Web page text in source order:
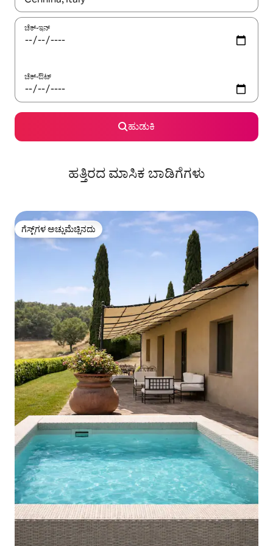
ಚೆಕ್-ಇನ್
ಚೆಕ್-ಔಟ್
ಹುಡುಕಿ
ಹತ್ತಿರದ ಮಾಸಿಕ ಬಾಡಿಗೆಗಳು
ಗೆಸ್ಟ್‌ಗಳ ಅಚ್ಚುಮೆಚ್ಚಿನದು
ಗೆಸ್ಟ್‌ಗಳ ಅಚ್ಚುಮೆಚ್ಚಿನದು